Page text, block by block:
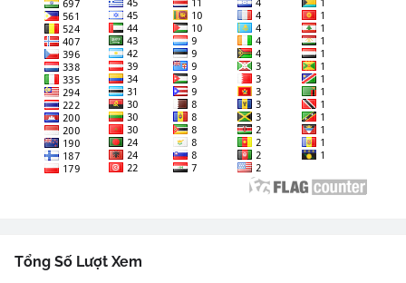
Tổng Số Lượt Xem